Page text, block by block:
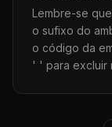
Lembre-se
o sufixo do
o código da
' ' para excluir